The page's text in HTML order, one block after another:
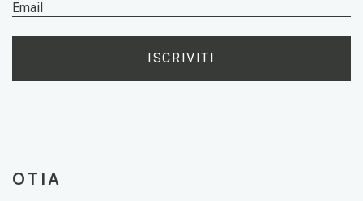
ISCRIVITI
OTIA